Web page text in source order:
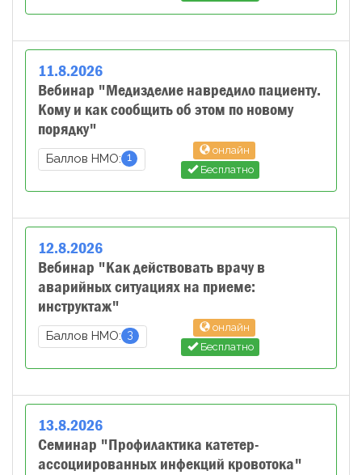
11.8.2026
Вебинар "Медизделие навредило пациенту.
Кому и как сообщить об этом по новому
порядку"
Баллов НМО: 1
онлайн
Бесплатно
12.8.2026
Вебинар "Как действовать врачу в
аварийных ситуациях на приеме:
инструктаж"
Баллов НМО: 3
онлайн
Бесплатно
13.8.2026
Семинар "Профилактика катетер-
ассоциированных инфекций кровотока"